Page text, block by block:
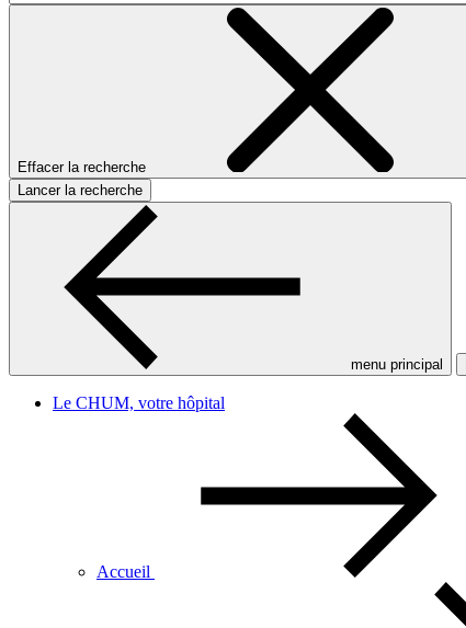
Effacer la recherche
Lancer la recherche
menu principal
Le CHUM, votre hôpital
Accueil